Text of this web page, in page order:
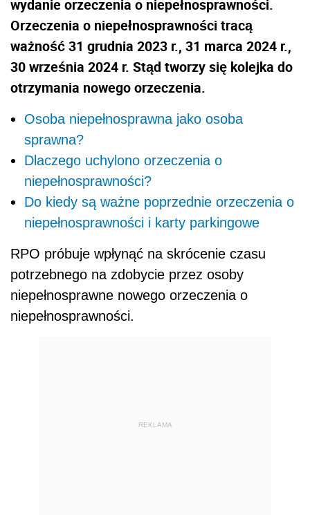
wydanie orzeczenia o niepełnosprawności.
Orzeczenia o niepełnosprawności tracą
ważność 31 grudnia 2023 r., 31 marca 2024 r.,
30 września 2024 r. Stąd tworzy się kolejka do
otrzymania nowego orzeczenia.
Osoba niepełnosprawna jako osoba
sprawna?
Dlaczego uchylono orzeczenia o
niepełnosprawności?
Do kiedy są ważne poprzednie orzeczenia o
niepełnosprawności i karty parkingowe
RPO próbuje wpłynąć na skrócenie czasu
potrzebnego na zdobycie przez osoby
niepełnosprawne nowego orzeczenia o
niepełnosprawności.
REKLAMA